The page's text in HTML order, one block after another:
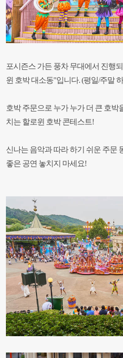
포시즌스 가든 풍차 무대에서 진행
윈 호박 대소동"입니다. (평일/주말
호박 주문으로 누가 누가 더 큰 호박
치는 할로윈 호박 콘테스트!
신나는 음악과 따라 하기 쉬운 주문
좋은 공연 놓치지 마세요!